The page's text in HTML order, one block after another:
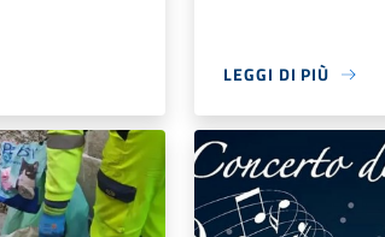
LEGGI DI PIÙ